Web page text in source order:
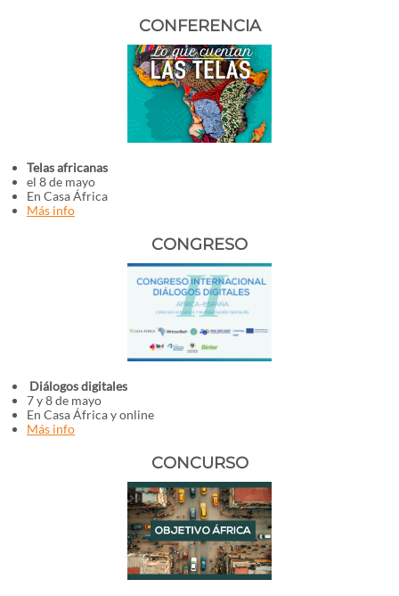
CONFERENCIA
Telas africanas
el 8 de mayo
En Casa África
Más info
CONGRESO
Diálogos digitales
7 y 8 de mayo
En Casa África y online
Más info
CONCURSO